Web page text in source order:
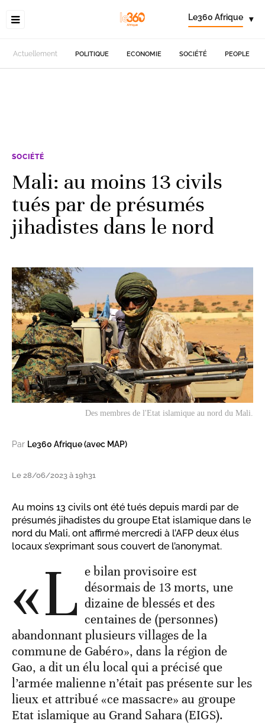
Le360 Afrique ▾
Actuellement POLITIQUE ECONOMIE SOCIÉTÉ PEOPLE
SOCIÉTÉ
Mali: au moins 13 civils
tués par de présumés
jihadistes dans le nord
Des membres de l'Etat islamique au nord du Mali.
Par Le360 Afrique (avec MAP)
Le 28/06/2023 à 19h31
Au moins 13 civils ont été tués depuis mardi par de
présumés jihadistes du groupe Etat islamique dans le
nord du Mali, ont affirmé mercredi à l’AFP deux élus
locaux s’exprimant sous couvert de l’anonymat.
«L e bilan provisoire est
désormais de 13 morts, une
dizaine de blessés et des
centaines de (personnes)
abandonnant plusieurs villages de la
commune de Gabéro», dans la région de
Gao, a dit un élu local qui a précisé que
l’armée malienne n’était pas présente sur les
lieux et attribué «ce massacre» au groupe
Etat islamique au Grand Sahara (EIGS).